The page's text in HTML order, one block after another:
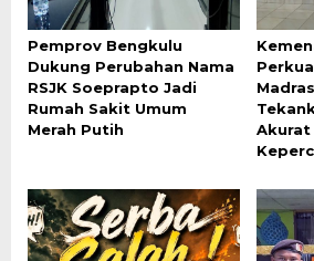
Pemprov Bengkulu
Dukung Perubahan Nama
RSJK Soeprapto Jadi
Rumah Sakit Umum
Merah Putih
Akurat